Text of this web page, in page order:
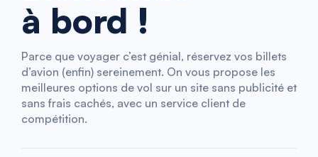
à bord !
Parce que voyager c’est génial, réservez vos billets
d’avion (enfin) sereinement. On vous propose les
meilleures options de vol sur un site sans publicité et
sans frais cachés, avec un service client de
compétition.